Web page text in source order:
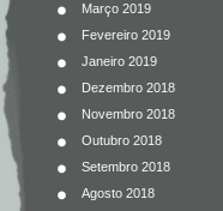
Março 2019
Fevereiro 2019
Janeiro 2019
Dezembro 2018
Novembro 2018
Outubro 2018
Setembro 2018
Agosto 2018